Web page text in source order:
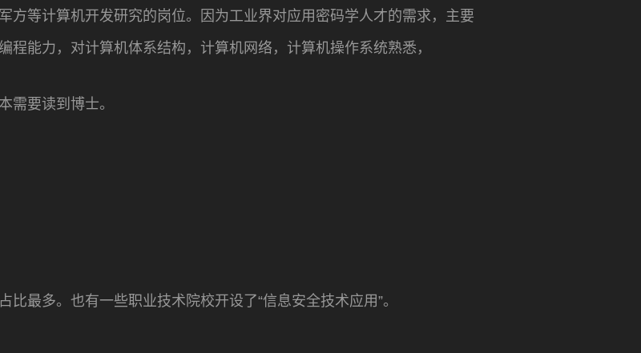
方等计算机开发研究的岗位。因为工业界对应用密码学人才的需求，主要
程能力，对计算机体系结构，计算机网络，计算机操作系统熟悉，
需要读到博士。
最多。也有一些职业技术院校开设了“信息安全技术应用”。